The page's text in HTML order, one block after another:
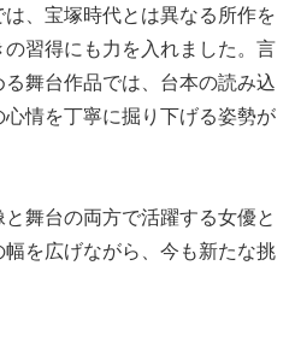
、宝塚時代とは異なる所作を
習得にも力を入れました。言
舞台作品では、台本の読み込
情を丁寧に掘り下げる姿勢が
舞台の両方で活躍する女優と
を広げながら、今も新たな挑